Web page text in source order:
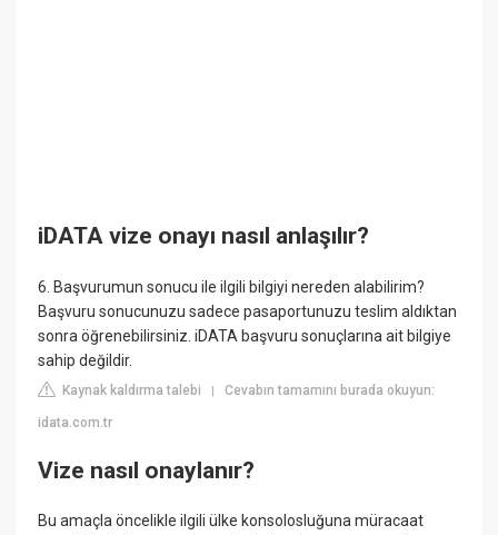
iDATA vize onayı nasıl anlaşılır?
6. Başvurumun sonucu ile ilgili bilgiyi nereden alabilirim?
Başvuru sonucunuzu sadece pasaportunuzu teslim aldıktan
sonra öğrenebilirsiniz. iDATA başvuru sonuçlarına ait bilgiye
sahip değildir.
Kaynak kaldırma talebi |Cevabın tamamını burada okuyun:
idata.com.tr
Vize nasıl onaylanır?
Bu amaçla öncelikle ilgili ülke konsolosluğuna müracaat